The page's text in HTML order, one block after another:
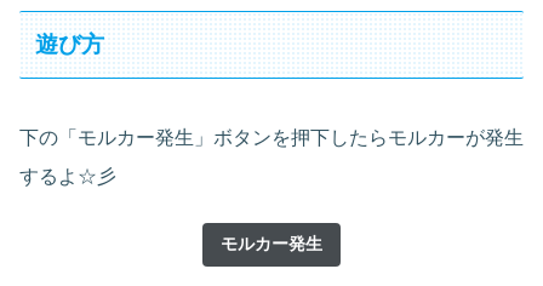
遊び方
下の「モルカー発生」ボタンを押下したらモルカーが発生
するよ☆彡
モルカー発生